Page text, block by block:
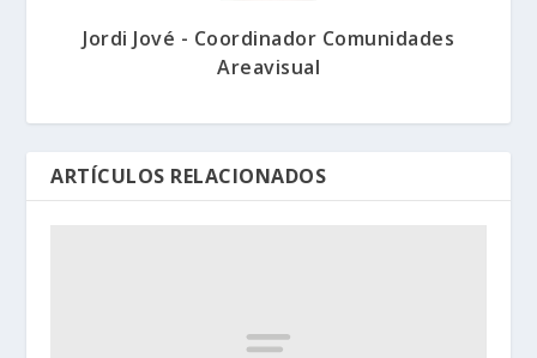
Jordi Jové - Coordinador Comunidades
Areavisual
ARTÍCULOS RELACIONADOS